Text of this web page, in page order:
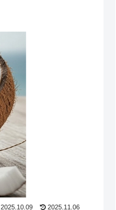
2025.10.09 2025.11.06